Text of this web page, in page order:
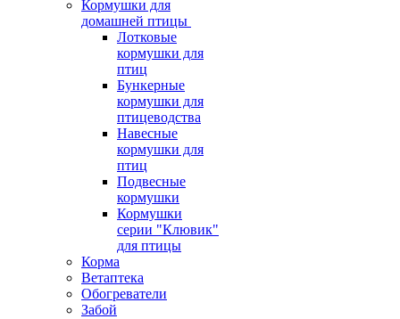
Кормушки для
домашней птицы
Лотковые
кормушки для
птиц
Бункерные
кормушки для
птицеводства
Навесные
кормушки для
птиц
Подвесные
кормушки
Кормушки
серии "Клювик"
для птицы
Корма
Ветаптека
Обогреватели
Забой